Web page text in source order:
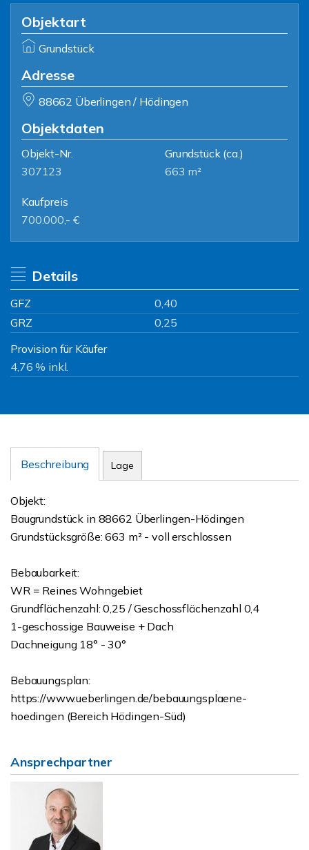
Objektart
Grundstück
Adresse
88662 Überlingen / Hödingen
Objektdaten
Objekt-Nr.
307123
Grundstück(ca.)
663 m²
Kaufpreis
700.000,- €
Details
GFZ
0,40
GRZ
0,25
Provision für Käufer
4,76 % inkl.
Beschreibung Lage
Objekt:
Baugrundstück in 88662 Überlingen-Hödingen
Grundstücksgröße: 663 m² - voll erschlossen
Bebaubarkeit:
WR = Reines Wohngebiet
Grundflächenzahl: 0,25 / Geschossflächenzahl 0,4
1-geschossige Bauweise + Dach
Dachneigung 18° - 30°
Bebauungsplan:
https://www.ueberlingen.de/bebauungsplaene-
hoedingen (Bereich Hödingen-Süd)
Ansprechpartner